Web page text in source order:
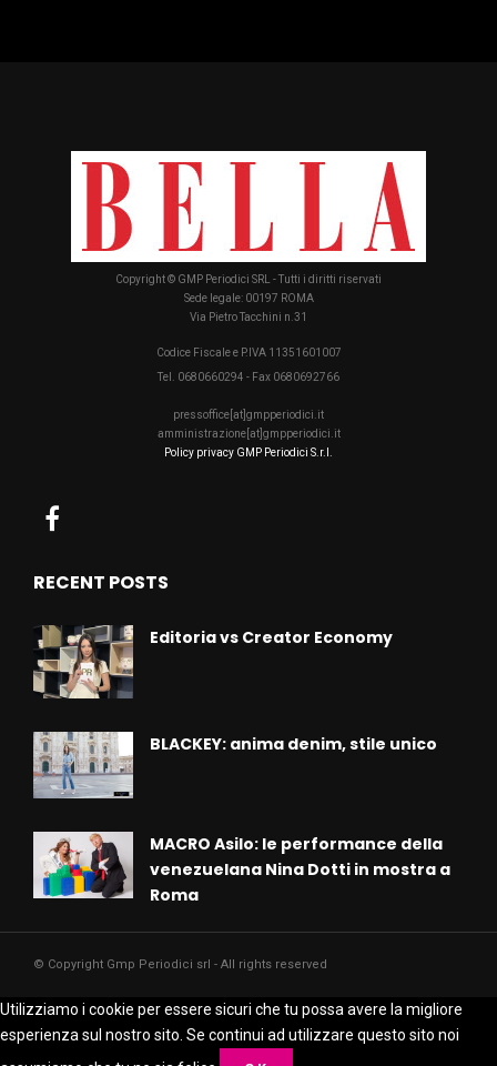
Copyright © GMP Periodici SRL - Tutti i diritti riservati
Sede legale: 00197 ROMA
Via Pietro Tacchini n.31
Codice Fiscale e P.IVA 11351601007
Tel. 0680660294 - Fax 0680692766
pressoffice[at]gmpperiodici.it
amministrazione[at]gmpperiodici.it
Policy privacy GMP Periodici S.r.l.
RECENT POSTS
Editoria vs Creator Economy
BLACKEY: anima denim, stile unico
MACRO Asilo: le performance della
venezuelana Nina Dotti in mostra a
Roma
© Copyright Gmp Periodici srl - All rights reserved
Utilizziamo i cookie per essere sicuri che tu possa avere la migliore
esperienza sul nostro sito. Se continui ad utilizzare questo sito noi